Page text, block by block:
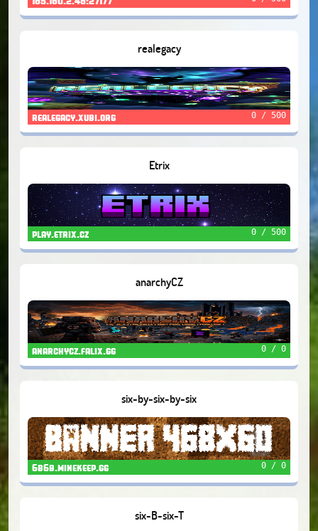
realegacy
realegacy.xubi.org 0 / 500
Etrix
play.etrix.cz 0 / 500
anarchyCZ
anarchycz.falix.gg 0 / 0
six-by-six-by-six
6b6b.minekeep.gg 0 / 0
six-B-six-T